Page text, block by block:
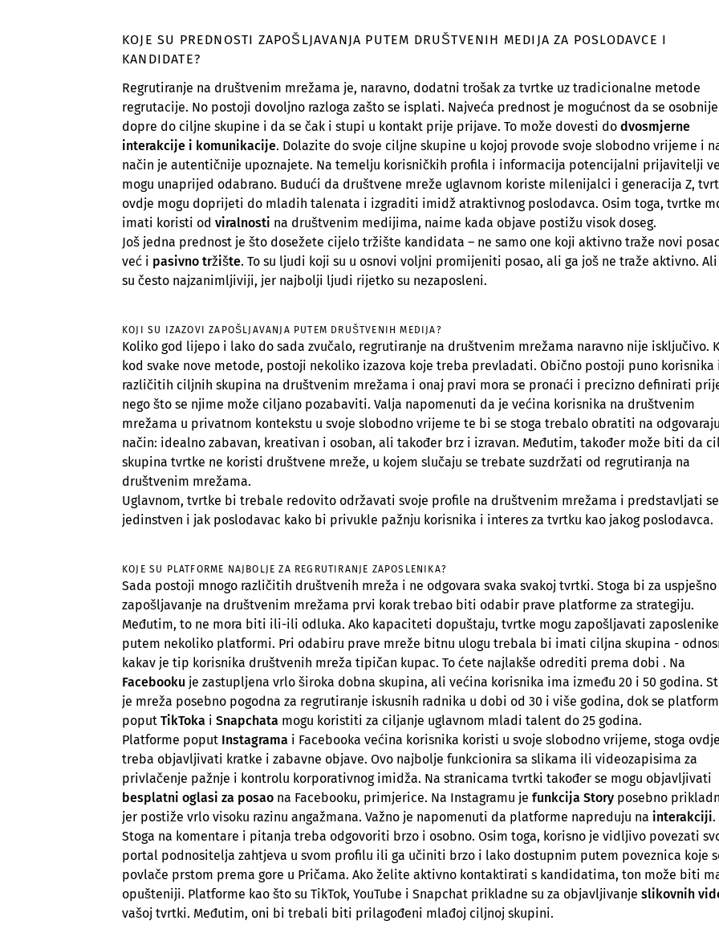
KOJE SU PREDNOSTI ZAPOŠLJAVANJA PUTEM DRUŠTVENIH MEDIJA ZA POSLODAVCE I
KANDIDATE?
Regrutiranje na društvenim mrežama je, naravno, dodatni trošak za tvrtke uz tradicionalne metode
regrutacije. No postoji dovoljno razloga zašto se isplati. Najveća prednost je mogućnost da se osobnije
dopre do ciljne skupine i da se čak i stupi u kontakt prije prijave. To može dovesti do dvosmjerne
interakcije i komunikacije. Dolazite do svoje ciljne skupine u kojoj provode svoje slobodno vrijeme i
način je autentičnije upoznajete. Na temelju korisničkih profila i informacija potencijalni prijavitelji
mogu unaprijed odabrano. Budući da društvene mreže uglavnom koriste milenijalci i generacija Z,
ovdje mogu doprijeti do mladih talenata i izgraditi imidž atraktivnog poslodavca. Osim toga, tvrtke
imati koristi od viralnosti na društvenim medijima, naime kada objave postižu visok doseg.
Još jedna prednost je što dosežete cijelo tržište kandidata – ne samo one koji aktivno traže novi
već i pasivno tržište. To su ljudi koji su u osnovi voljni promijeniti posao, ali ga još ne traže aktivno.
su često najzanimljiviji, jer najbolji ljudi rijetko su nezaposleni.
KOJI SU IZAZOVI ZAPOŠLJAVANJA PUTEM DRUŠTVENIH MEDIJA?
Koliko god lijepo i lako do sada zvučalo, regrutiranje na društvenim mrežama naravno nije isključivo.
kod svake nove metode, postoji nekoliko izazova koje treba prevladati. Obično postoji puno korisnika
različitih ciljnih skupina na društvenim mrežama i onaj pravi mora se pronaći i precizno definirati
nego što se njime može ciljano pozabaviti. Valja napomenuti da je većina korisnika na društvenim
mrežama u privatnom kontekstu u svoje slobodno vrijeme te bi se stoga trebalo obratiti na
način: idealno zabavan, kreativan i osoban, ali također brz i izravan. Međutim, također može biti da
skupina tvrtke ne koristi društvene mreže, u kojem slučaju se trebate suzdržati od regrutiranja na
društvenim mrežama.
Uglavnom, tvrtke bi trebale redovito održavati svoje profile na društvenim mrežama i predstavljati
jedinstven i jak poslodavac kako bi privukle pažnju korisnika i interes za tvrtku kao jakog poslodavca.
KOJE SU PLATFORME NAJBOLJE ZA REGRUTIRANJE ZAPOSLENIKA?
Sada postoji mnogo različitih društvenih mreža i ne odgovara svaka svakoj tvrtki. Stoga bi za uspješno
zapošljavanje na društvenim mrežama prvi korak trebao biti odabir prave platforme za strategiju.
Međutim, to ne mora biti ili-ili odluka. Ako kapaciteti dopuštaju, tvrtke mogu zapošljavati zaposlenike
putem nekoliko platformi. Pri odabiru prave mreže bitnu ulogu trebala bi imati ciljna skupina -
kakav je tip korisnika društvenih mreža tipičan kupac. To ćete najlakše odrediti prema dobi . Na
Facebooku je zastupljena vrlo široka dobna skupina, ali većina korisnika ima između 20 i 50 godina.
je mreža posebno pogodna za regrutiranje iskusnih radnika u dobi od 30 i više godina, dok se
poput TikToka i Snapchata mogu koristiti za ciljanje uglavnom mladi talent do 25 godina.
Platforme poput Instagrama i Facebooka većina korisnika koristi u svoje slobodno vrijeme, stoga ovdje
treba objavljivati kratke i zabavne objave. Ovo najbolje funkcionira sa slikama ili videozapisima za
privlačenje pažnje i kontrolu korporativnog imidža. Na stranicama tvrtki također se mogu objavljivati
besplatni oglasi za posao na Facebooku, primjerice. Na Instagramu je funkcija Story posebno
jer postiže vrlo visoku razinu angažmana. Važno je napomenuti da platforme napreduju na interakciji.
Stoga na komentare i pitanja treba odgovoriti brzo i osobno. Osim toga, korisno je vidljivo povezati
portal podnositelja zahtjeva u svom profilu ili ga učiniti brzo i lako dostupnim putem poveznica koje
povlače prstom prema gore u Pričama. Ako želite aktivno kontaktirati s kandidatima, ton može biti
opušteniji. Platforme kao što su TikTok, YouTube i Snapchat prikladne su za objavljivanje slikovnih
vašoj tvrtki. Međutim, oni bi trebali biti prilagođeni mlađoj ciljnoj skupini.